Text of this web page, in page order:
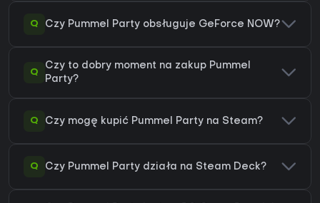
Q Czy Pummel Party obsługuje GeForce NOW?
Q
Czy to dobry moment na zakup Pummel
Party?
Q Czy mogę kupić Pummel Party na Steam?
Q Czy Pummel Party działa na Steam Deck?